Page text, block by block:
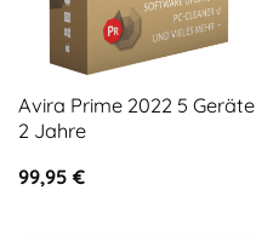
Avira Prime 2022 5 Geräte
2 Jahre
99,95 €